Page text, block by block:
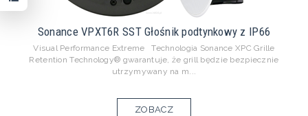
Sonance VPXT6R SST Głośnik podtynkowy z IP66
Visual Performance Extreme Technologia Sonance XPC Grille
Retention Technology® gwarantuje, że grill będzie bezpiecznie
utrzymywany na m...
ZOBACZ